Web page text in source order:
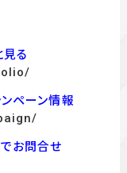
る
ペーン情報
お問合せ